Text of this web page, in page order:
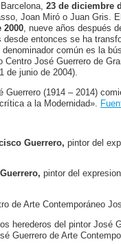
23 de diciembre
Joan Miró o Juan Gris.
2000, nueve años después
entonces se ha
común es la
José Guerrero de
de junio de 2004).
(1914 – 2014)
a la Modernidad».
Guerrero, pintor del
pintor del
de Arte Contemporáneo
herederos del pintor José
Guerrero de Arte